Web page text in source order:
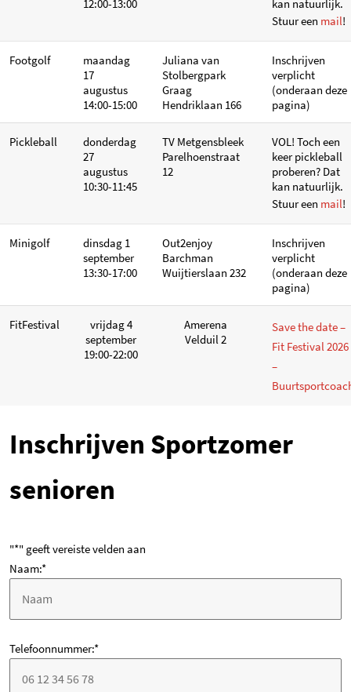
12:00-13:00
kan natuurlijk.
Stuur een mail!
Footgolf
maandag
17
augustus
14:00-15:00
Juliana van
Stolbergpark
Graag
Hendriklaan 166
Inschrijven
verplicht
(onderaan deze
pagina)
Pickleball
donderdag
27
augustus
10:30-11:45
TV Metgensbleek
Parelhoenstraat
12
VOL! Toch een
keer pickleball
proberen? Dat
kan natuurlijk.
Stuur een mail!
Minigolf
dinsdag 1
september
13:30-17:00
Out2enjoy
Barchman
Wuijtierslaan 232
Inschrijven
verplicht
(onderaan deze
pagina)
FitFestival
vrijdag 4
september
19:00-22:00
Amerena
Velduil 2
Save the date –
Fit Festival 2026
–
Inschrijven Sportzomer
senioren
"*" geeft vereiste velden aan
Naam:*
Telefoonnummer:*